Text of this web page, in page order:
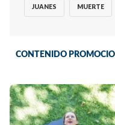
JUANES MUERTE